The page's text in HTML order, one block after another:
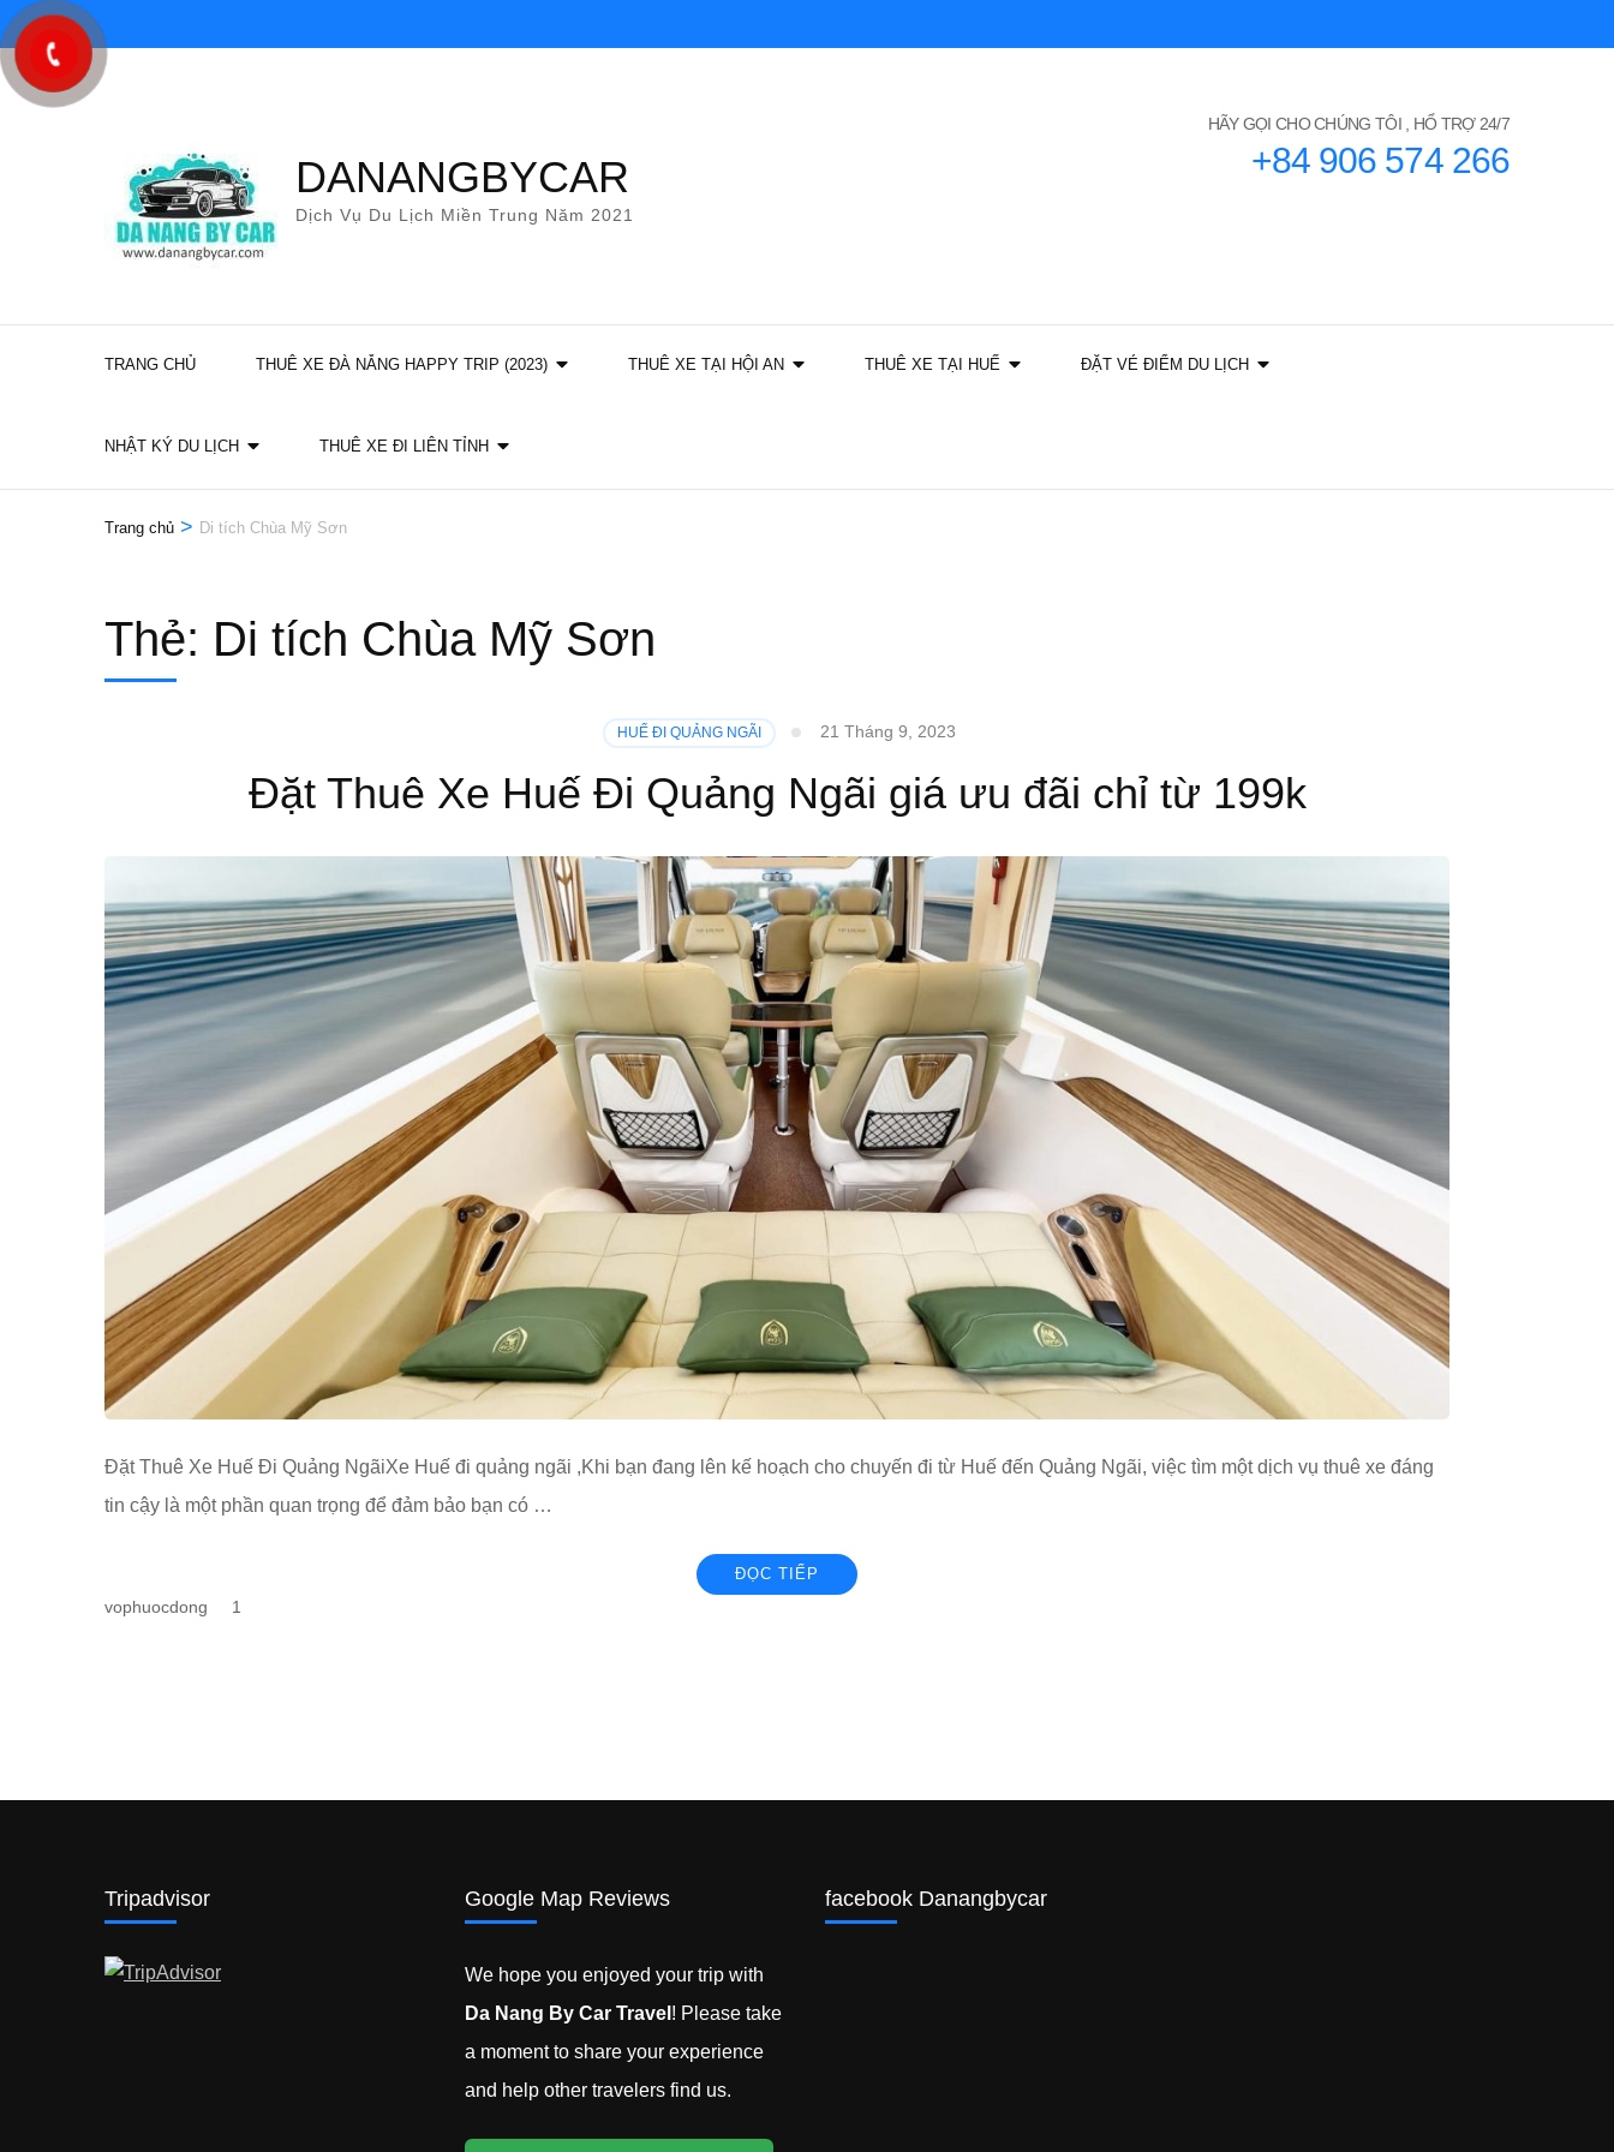
Bỏ
qua
và
DANANGBYCAR
Dịch Vụ Du Lịch Miền Trung Năm 2021
HÃY GỌI CHO CHÚNG TÔI , HỔ TRỢ 24/7
+84 906 574 266
TRANG CHỦ THUÊ XE ĐÀ NẴNG HAPPY TRIP (2023) THUÊ XE TẠI HỘI AN THUÊ XE TẠI HUẾ ĐẶT VÉ ĐIỂM DU LỊCH
NHẬT KÝ DU LỊCH THUÊ XE ĐI LIÊN TỈNH
Trang chủ > Di tích Chùa Mỹ Sơn
Thẻ: Di tích Chùa Mỹ Sơn
HUẾ ĐI QUẢNG NGÃI 21 Tháng 9, 2023
Đặt Thuê Xe Huế Đi Quảng Ngãi giá ưu đãi chỉ từ 199k
Đặt Thuê Xe Huế Đi Quảng NgãiXe Huế đi quảng ngãi ,Khi bạn đang lên kế hoạch cho chuyến đi từ Huế đến Quảng Ngãi, việc tìm một dịch vụ thuê xe đáng
tin cậy là một phần quan trọng để đảm bảo bạn có …
ĐỌC TIẾP
vophuocdong 1
Tripadvisor Google Map Reviews
We hope you enjoyed your trip with
Da Nang By Car Travel ! Please take
a moment to share your experience
and help other travelers find us.
facebook Danangbycar